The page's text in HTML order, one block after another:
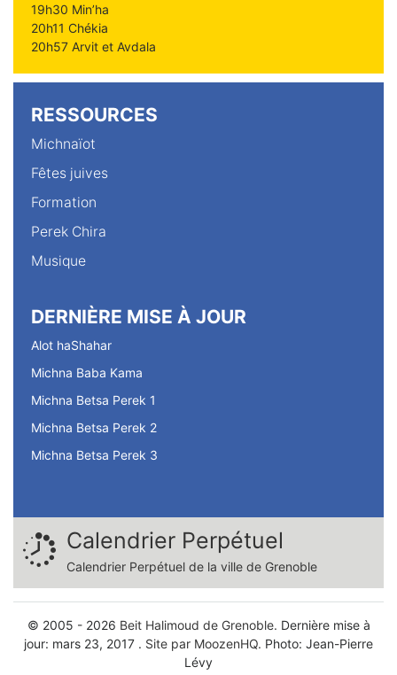
19h30 Min’ha
20h11 Chékia
20h57 Arvit et Avdala
RESSOURCES
Michnaïot
Fêtes juives
Formation
Perek Chira
Musique
DERNIÈRE MISE À JOUR
Alot haShahar
Michna Baba Kama
Michna Betsa Perek 1
Michna Betsa Perek 2
Michna Betsa Perek 3
Calendrier Perpétuel
Calendrier Perpétuel de la ville de Grenoble
© 2005 - 2026 Beit Halimoud de Grenoble. Dernière mise à
jour: mars 23, 2017 . Site par MoozenHQ. Photo: Jean-Pierre
Lévy